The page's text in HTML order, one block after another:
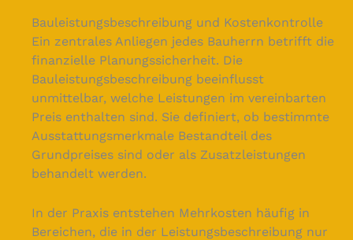
Bauleistungsbeschreibung und Kostenkontrolle
Ein zentrales Anliegen jedes Bauherrn betrifft die
finanzielle Planungssicherheit. Die
Bauleistungsbeschreibung beeinflusst
unmittelbar, welche Leistungen im vereinbarten
Preis enthalten sind. Sie definiert, ob bestimmte
Ausstattungsmerkmale Bestandteil des
Grundpreises sind oder als Zusatzleistungen
behandelt werden.
In der Praxis entstehen Mehrkosten häufig in
Bereichen, die in der Leistungsbeschreibung nur